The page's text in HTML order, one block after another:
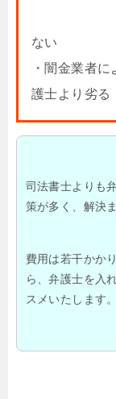
ない
・闇金業者
護士より劣る
司法書士よりも
策が多く、解決
費用は若干かか
ら、弁護士を入
スメいたします。